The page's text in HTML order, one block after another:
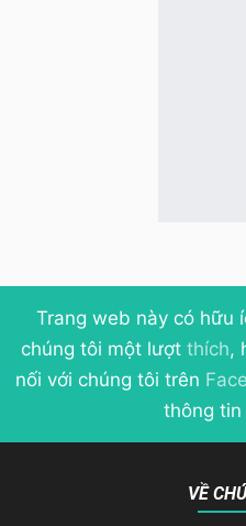
Trang web này có hữu
chúng tôi một lượt thích,
nối với chúng tôi trên
thông tin
VỀ